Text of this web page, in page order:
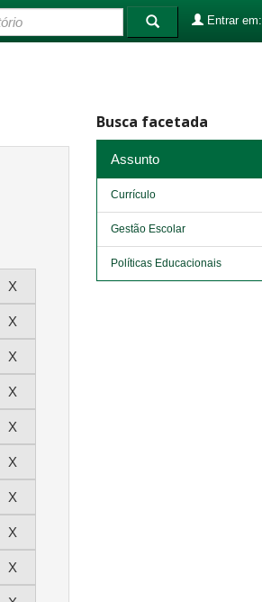
Entrar em:
Busca facetada
Assunto
Currículo
Gestão Escolar
Políticas Educacionais